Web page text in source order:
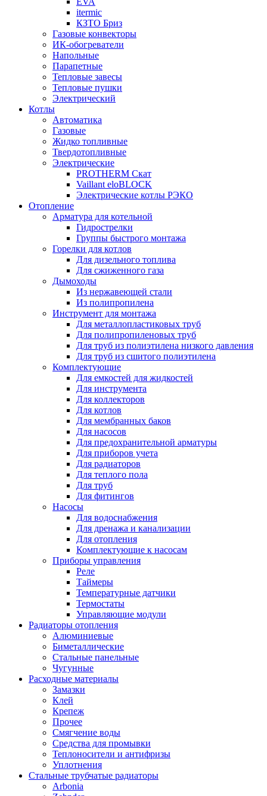
itermic
КЗТО Бриз
Газовые конвекторы
ИК-обогреватели
Напольные
Парапетные
Тепловые завесы
Тепловые пушки
Электрический
Котлы
Автоматика
Газовые
Жидко топливные
Твердотопливные
Электрические
PROTHERM Скат
Vaillant eloBLOCK
Электрические котлы РЭКО
Отопление
Арматура для котельной
Гидрострелки
Группы быстрого монтажа
Горелки для котлов
Для дизельного топлива
Для сжиженного газа
Дымоходы
Из нержавеющей стали
Из полипропилена
Инструмент для монтажа
Для металлопластиковых труб
Для полипропиленовых труб
Для труб из полиэтилена низкого давления
Для труб из сшитого полиэтилена
Комплектующие
Для емкостей для жидкостей
Для инструмента
Для коллекторов
Для котлов
Для мембранных баков
Для насосов
Для предохранительной арматуры
Для приборов учета
Для радиаторов
Для теплого пола
Для труб
Для фитингов
Насосы
Для водоснабжения
Для дренажа и канализации
Для отопления
Комплектующие к насосам
Приборы управления
Реле
Таймеры
Температурные датчики
Термостаты
Управляющие модули
Радиаторы отопления
Алюминиевые
Биметаллические
Стальные панельные
Чугунные
Расходные материалы
Замазки
Клей
Крепеж
Прочее
Смягчение воды
Средства для промывки
Теплоносители и антифризы
Уплотнения
Стальные трубчатые радиаторы
Arbonia